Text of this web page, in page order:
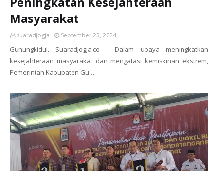
Masyarakat
suaradjogja September 23, 2024
Gunungkidul, Suaradjogja.co - Dalam upaya meningkatkan
kesejahteraan masyarakat dan mengatasi kemiskinan ekstrem,
Pemerintah Kabupaten Gu…